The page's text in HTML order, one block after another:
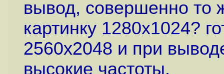
вывод, совершенно то
картинку 1280х1024?
2560x2048 и при
высокие частоты.